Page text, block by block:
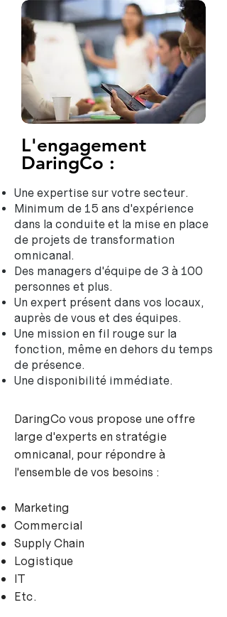
L'engagement
DaringCo :
Une expertise sur votre secteur.
Minimum de 15 ans d'expérience
dans la conduite et la mise en place
de projets de transformation
omnicanal.
Des managers d'équipe de 3 à 100
personnes et plus.
Un expert présent dans vos locaux,
auprès de vous et des équipes.
Une mission en fil rouge sur la
fonction, même en dehors du temps
de présence.
Une disponibilité immédiate.
DaringCo vous propose une offre
large d'experts en stratégie
omnicanal, pour répondre à
l'ensemble de vos besoins :
Marketing
Commercial
Supply Chain
Logistique
IT
Etc.